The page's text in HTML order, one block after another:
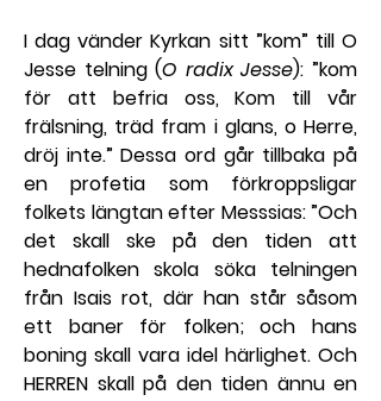
I dag vänder Kyrkan sitt ”kom” till O
Jesse telning (O radix Jesse): ”kom
för att befria oss, Kom till vår
frälsning, träd fram i glans, o Herre,
dröj inte.” Dessa ord går tillbaka på
en profetia som förkroppsligar
folkets längtan efter Messsias: ”Och
det skall ske på den tiden att
hednafolken skola söka telningen
från Isais rot, där han står såsom
ett baner för folken; och hans
boning skall vara idel härlighet. Och
HERREN skall på den tiden ännu en